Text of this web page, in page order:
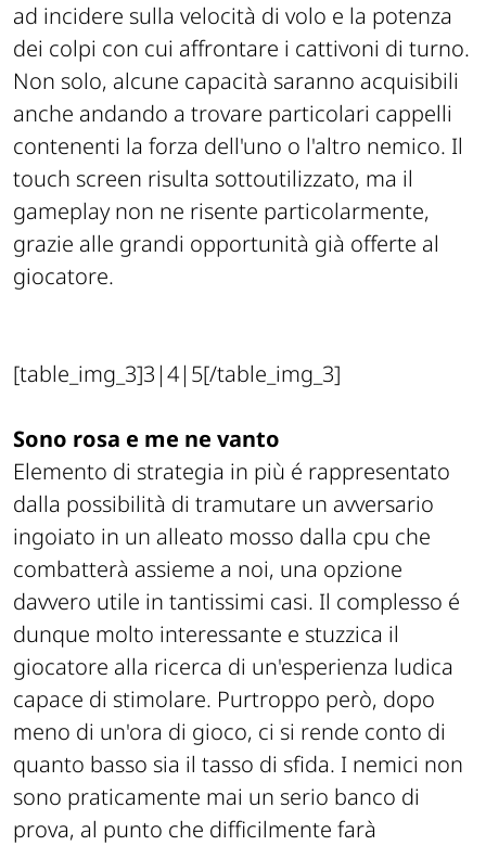
ad incidere sulla velocità di volo e la potenza
dei colpi con cui affrontare i cattivoni di turno.
Non solo, alcune capacità saranno acquisibili
anche andando a trovare particolari cappelli
contenenti la forza dell'uno o l'altro nemico. Il
touch screen risulta sottoutilizzato, ma il
gameplay non ne risente particolarmente,
grazie alle grandi opportunità già offerte al
giocatore.
[table_img_3]3|4|5[/table_img_3]
Sono rosa e me ne vanto
Elemento di strategia in più é rappresentato
dalla possibilità di tramutare un avversario
ingoiato in un alleato mosso dalla cpu che
combatterà assieme a noi, una opzione
davvero utile in tantissimi casi. Il complesso é
dunque molto interessante e stuzzica il
giocatore alla ricerca di un'esperienza ludica
capace di stimolare. Purtroppo però, dopo
meno di un'ora di gioco, ci si rende conto di
quanto basso sia il tasso di sfida. I nemici non
sono praticamente mai un serio banco di
prova, al punto che difficilmente farà